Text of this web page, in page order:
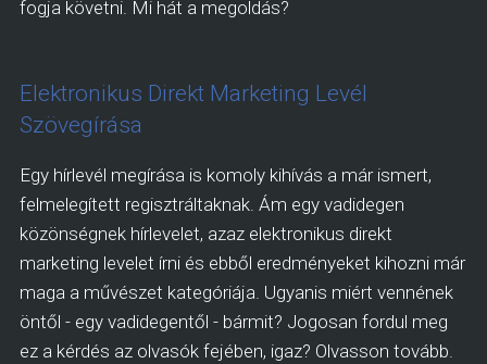
fogja követni. Mi hát a megoldás?
Elektronikus Direkt Marketing Levél
Szövegírása
Egy hírlevél megírása is komoly kihívás a már ismert,
felmelegített regisztráltaknak. Ám egy vadidegen
közönségnek hírlevelet, azaz elektronikus direkt
marketing levelet írni és ebből eredményeket kihozni már
maga a művészet kategóriája. Ugyanis miért vennének
öntől - egy vadidegentől - bármit? Jogosan fordul meg
ez a kérdés az olvasók fejében, igaz? Olvasson tovább.